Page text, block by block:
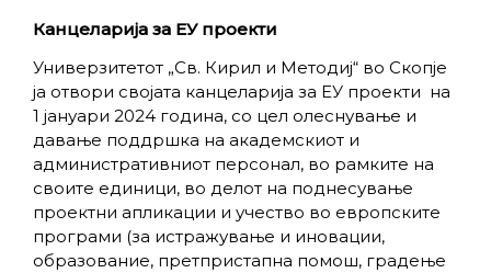
Канцеларија за ЕУ проекти
Универзитетот „Св. Кирил и Методиј“ во Скопје
ја отвори својата канцеларија за ЕУ проекти на
1 јануари 2024 година, со цел олеснување и
давање поддршка на академскиот и
административниот персонал, во рамките на
своите единици, во делот на поднесување
проектни апликации и учество во европските
програми (за истражување и иновации,
образование, претпристапна помош, градење